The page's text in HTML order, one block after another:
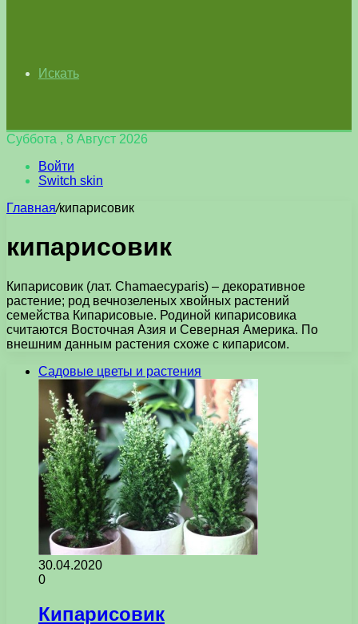
Искать
Суббота , 8 Август 2026
Войти
Switch skin
Главная/кипарисовик
кипарисовик
Кипарисовик (лат. Chamaecyparis) – декоративное
растение; род вечнозеленых хвойных растений
семейства Кипарисовые. Родиной кипарисовика
считаются Восточная Азия и Северная Америка. По
внешним данным растения схоже с кипарисом.
Садовые цветы и растения
30.04.2020
0
Кипарисовик